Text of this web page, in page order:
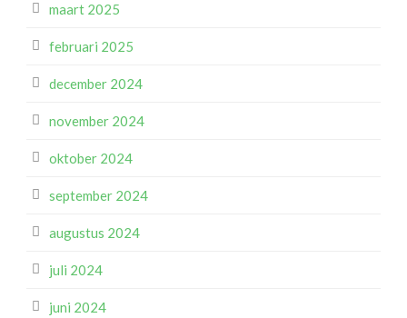
maart 2025
februari 2025
december 2024
november 2024
oktober 2024
september 2024
augustus 2024
juli 2024
juni 2024